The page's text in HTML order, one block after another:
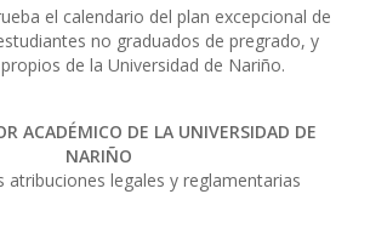
el calendario del plan excepcional de
no graduados de pregrado, y
de la Universidad de Nariño.
ACADÉMICO DE LA UNIVERSIDAD DE
NARIÑO
atribuciones legales y reglamentarias